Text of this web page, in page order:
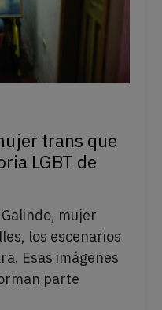
trans que
LGBT de
mujer
los escenarios
Esas imágenes
parte